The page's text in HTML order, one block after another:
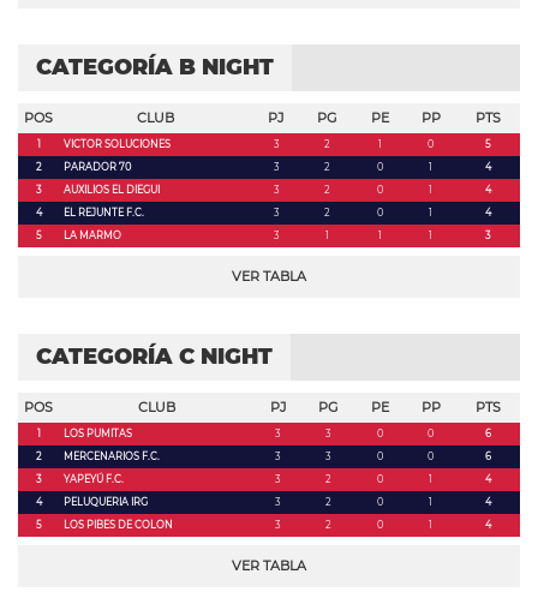
CATEGORÍA B NIGHT
POS CLUB PJ PG PE PP PTS
1 VICTOR SOLUCIONES 3 2 1 0
5
2
PARADOR 70 3 2 0 1
4
3
AUXILIOS EL DIEGUI 3 2 0 1
4
4
EL REJUNTE F.C. 3 2 0 1
4
5
LA MARMO 3 1 1 1 3
VER TABLA
CATEGORÍA C NIGHT
POS CLUB PJ PG PE PP PTS
1 LOS PUMITAS 3 3 0 0
6
2
MERCENARIOS F.C. 3 3 0 0
6
3
YAPEYÚ F.C. 3 2 0 1
4
4
PELUQUERIA IRG 3 2 0 1
4
5
LOS PIBES DE COLON 3 2 0 1 4
VER TABLA